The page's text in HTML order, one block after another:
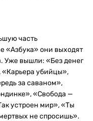
часть
«Азбука» они выходят
Уже вышли: «Без денег
«Карьера убийцы»,
за саваном»,
«Свобода —
устроен мир», «Ты
не спросишь».